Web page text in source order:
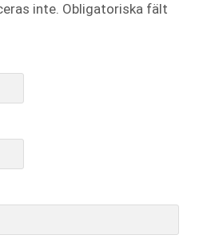
inte. Obligatoriska fält